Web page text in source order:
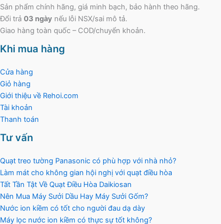
Sản phẩm chính hãng, giá minh bạch, bảo hành theo hãng.
Đổi trả 03 ngày nếu lỗi NSX/sai mô tả.
Giao hàng toàn quốc – COD/chuyển khoản.
Khi mua hàng
Cửa hàng
Giỏ hàng
Giới thiệu về Rehoi.com
Tài khoản
Thanh toán
Tư vấn
Quạt treo tường Panasonic có phù hợp với nhà nhỏ?
Làm mát cho không gian hội nghị với quạt điều hòa
Tất Tần Tật Về Quạt Điều Hòa Daikiosan
Nên Mua Máy Sưởi Dầu Hay Máy Sưởi Gốm?
Nước ion kiềm có tốt cho người đau dạ dày
Máy lọc nước ion kiềm có thực sự tốt không?